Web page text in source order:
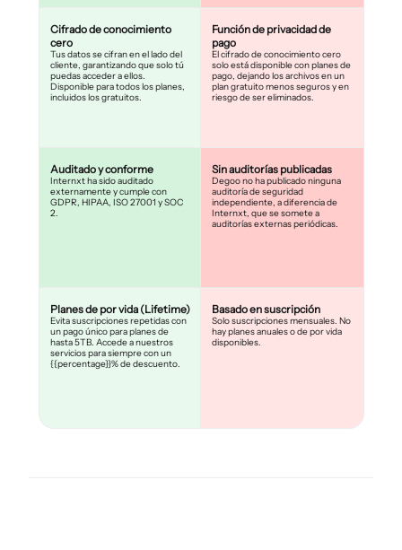
Cifrado de conocimiento
cero
Tus datos se cifran en el lado del
cliente, garantizando que solo tú
puedas acceder a ellos.
Disponible para todos los planes,
incluidos los gratuitos.
Auditado y conforme
Internxt ha sido auditado
externamente y cumple con
GDPR, HIPAA, ISO 27001 y SOC
2.
Planes de por vida (Lifetime)
Evita suscripciones repetidas con
un pago único para planes de
hasta 5TB. Accede a nuestros
servicios para siempre con un
{{percentage}}% de descuento.
Función de privacidad de
pago
El cifrado de conocimiento cero
solo está disponible con planes de
pago, dejando los archivos en un
plan gratuito menos seguros y en
riesgo de ser eliminados.
Sin auditorías publicadas
Degoo no ha publicado ninguna
auditoría de seguridad
independiente, a diferencia de
Internxt, que se somete a
auditorías externas periódicas.
Basado en suscripción
Solo suscripciones mensuales. No
hay planes anuales o de por vida
disponibles.